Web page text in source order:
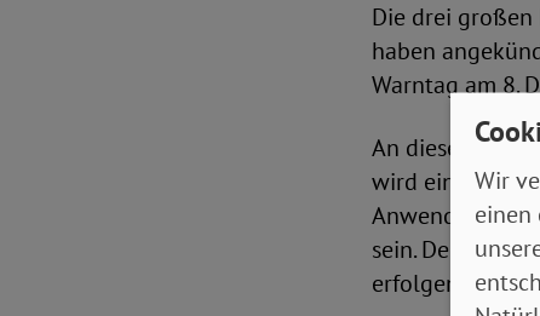
Die drei großen
haben
Warntag am 8.
An diesem Tag
wird eine
Anwendung,
sein. Der
erfolgen.
Wir
einen